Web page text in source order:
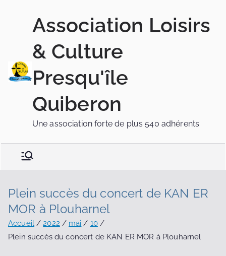
Association Loisirs
& Culture
Presqu'île
Quiberon
Une association forte de plus 540 adhérents
Plein succès du concert de KAN ER
MOR à Plouharnel
Accueil 2022 mai
10
Plein succès du concert de KAN ER MOR à Plouharnel